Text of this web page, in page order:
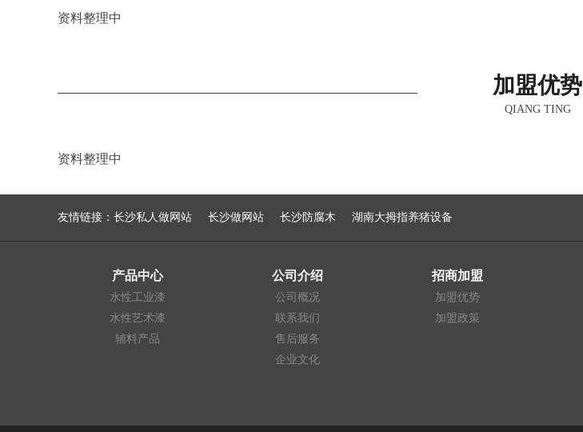
资料整理中
加盟优势
QIANG TING
资料整理中
友情链接： 长沙私人做网站 长沙做网站 长沙防腐木 湖南大拇指养猪设备
产品中心
水性工业漆
水性艺术漆
辅料产品
公司介绍
公司概况
联系我们
售后服务
企业文化
招商加盟
加盟优势
加盟政策